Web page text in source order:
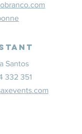
Santos
332 351